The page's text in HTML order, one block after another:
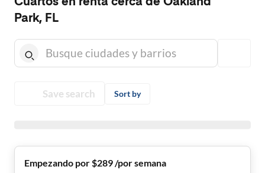
Cuartos en renta cerca de Oakland
Park, FL
Save search Sort by
Empezando por $289 /por semana